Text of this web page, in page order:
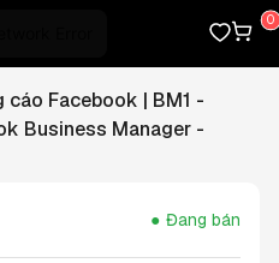
cáo Facebook | BM1 -
Business Manager -
Đang bán